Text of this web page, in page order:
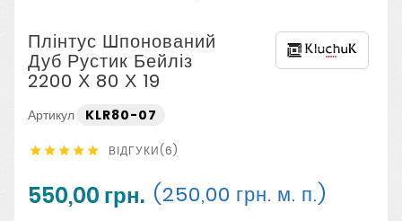
Плінтус Шпонований
Дуб Рустик Бейліз
2200 Х 80 Х 19
Артикул KLR80-07
     ВІДГУКИ(6)
550,00 грн. (250,00 грн. м. п.)